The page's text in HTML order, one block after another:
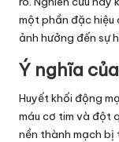
một phần đặc hiệu
ảnh hưởng đến sự
Ý nghĩa
Huyết khối động
máu cơ tim và đột
nền thành mạch bị